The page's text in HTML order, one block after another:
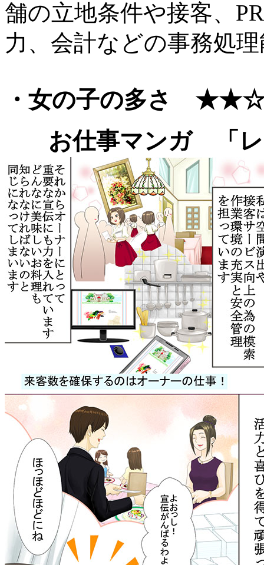
舗の立地条件や接客、
力、会計などの事務処
・女の子の多さ
お仕事マンガ 「レ